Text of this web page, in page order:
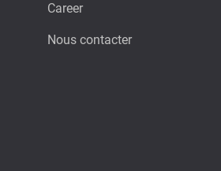
Career
Nous contacter